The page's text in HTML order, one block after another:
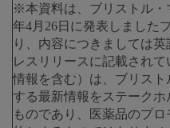
※本資料は、ブリストル・
年4月26日に発表しました
り、内容につきましては
レスリリースに記載され
情報を含む）は、ブリス
する最新情報をステーク
ものであり、医薬品のプ